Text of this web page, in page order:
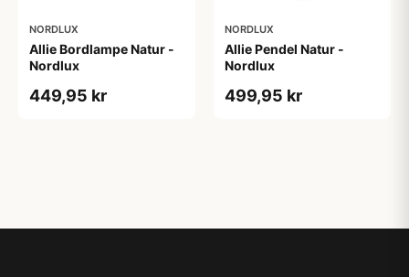
NORDLUX
Allie Bordlampe Natur -
Nordlux
449,95 kr
NORDLUX
Allie Pendel Natur -
Nordlux
499,95 kr